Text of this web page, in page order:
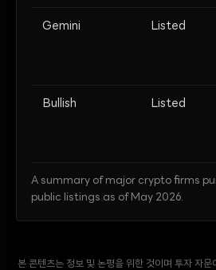
Gemini Listed
Bullish Listed
A summary of major crypto firms
public listings as of May 2026.
본 콘텐츠는 정보 및 논평을 위한 것이며 투자 자문